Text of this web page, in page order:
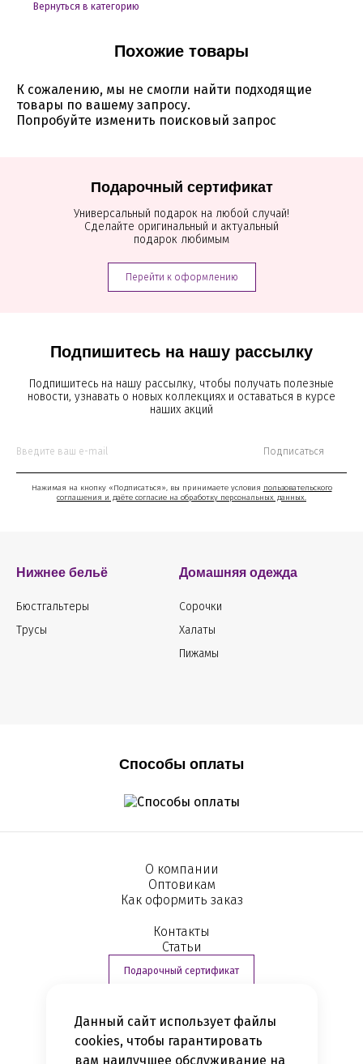
Вернуться в категорию
Похожие товары
К сожалению, мы не смогли найти подходящие
товары по вашему запросу.
Попробуйте изменить поисковый запрос
Подпишитесь на нашу рассылку
Подпишитесь на нашу рассылку, чтобы получать полезные
новости, узнавать о новых коллекциях и оставаться в курсе
наших акций
Подписаться
Нажимая на кнопку «Подписаться», вы принимаете условия пользовательского
соглашения и даёте согласие на обработку персональных данных.
Подарочный сертификат
Универсальный подарок на любой случай!
Сделайте оригинальный и актуальный
подарок любимым
Перейти к оформлению
Нижнее бельё
Бюстгальтеры
Трусы
Домашняя одежда
Сорочки
Халаты
Пижамы
Способы оплаты
О компании
Оптовикам
Как оформить заказ
Контакты
Статьи
Подарочный сертификат
+7 (812) 363-16-04
Политика конфиденциальности
Данный сайт использует файлы
cookies, чтобы гарантировать
вам наилучшее обслуживание на